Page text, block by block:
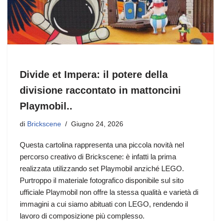
Divide et Impera: il potere della
divisione raccontato in mattoncini
Playmobil..
di Brickscene Giugno 24, 2026
Questa cartolina rappresenta una piccola novità nel
percorso creativo di Brickscene: è infatti la prima
realizzata utilizzando set Playmobil anziché LEGO.
Purtroppo il materiale fotografico disponibile sul sito
ufficiale Playmobil non offre la stessa qualità e varietà di
immagini a cui siamo abituati con LEGO, rendendo il
lavoro di composizione più complesso.